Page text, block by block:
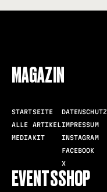
MAGAZIN
STARTSEITE
ALLE ARTIKEL
MEDIAKIT
DATENSCHUTZ
IMPRESSUM
INSTAGRAM
FACEBOOK
X
EVENTSSHOP